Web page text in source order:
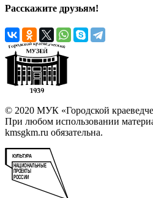
Расскажите друзьям!
© 2020 МУК «Городской
При любом использовании
kmsgkm.ru обязательна.